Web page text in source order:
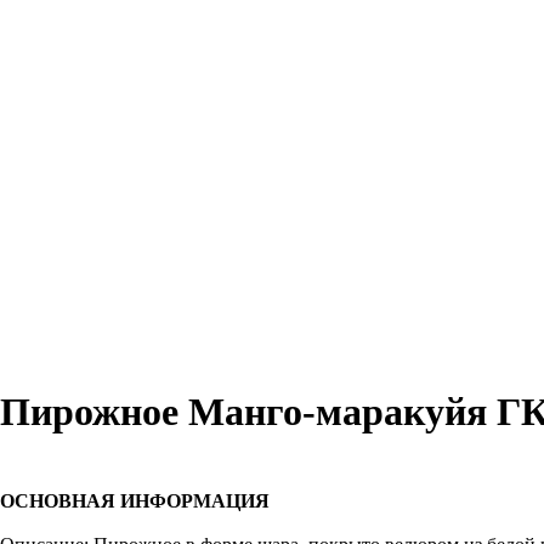
Пирожное Манго-маракуйя
ОСНОВНАЯ ИНФОРМАЦИЯ